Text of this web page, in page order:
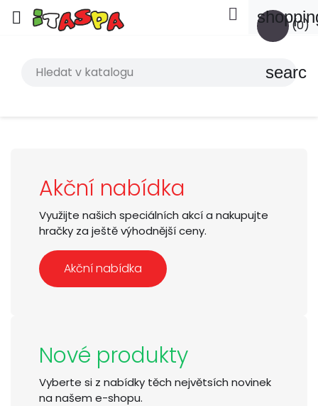
 (0)

search
Akční nabídka
Využijte našich speciálních akcí a nakupujte
hračky za ještě výhodnější ceny.
Akční nabídka
Nové produkty
Vyberte si z nabídky těch největsích novinek
na našem e-shopu.